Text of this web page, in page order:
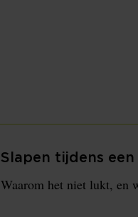
Slapen tijdens
Waarom het niet lukt, en